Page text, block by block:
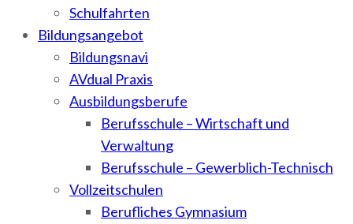
Schulfahrten
Bildungsangebot
Bildungsnavi
AVdual Praxis
Ausbildungsberufe
Berufsschule – Wirtschaft und
Verwaltung
Berufsschule – Gewerblich-Technisch
Vollzeitschulen
Berufliches Gymnasium